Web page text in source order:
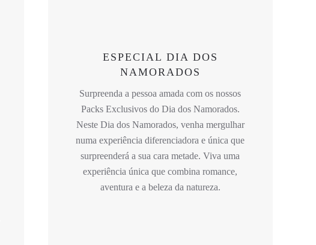
ESPECIAL DIA DOS
NAMORADOS
Surpreenda a pessoa amada com os nossos
Packs Exclusivos do Dia dos Namorados.
Neste Dia dos Namorados, venha mergulhar
numa experiência diferenciadora e única que
surpreenderá a sua cara metade. Viva uma
experiência única que combina romance,
aventura e a beleza da natureza.